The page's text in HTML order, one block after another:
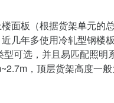
面板（根据货架单元的
几年多使用冷轧型钢楼
可选，并且易匹配照明
，顶层货架高度一